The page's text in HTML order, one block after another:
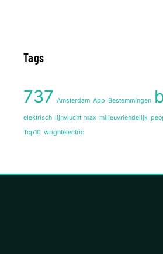
Tags
737 Amsterdam App Bestemmingen
elektrisch lijnvlucht max milieuvriendelijk
Top10 wrightelectric